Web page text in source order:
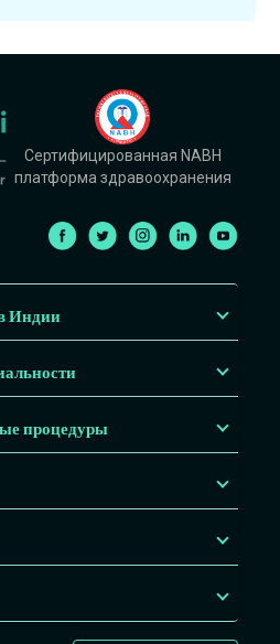
Сертифицированная NABH
платформа здравоохранения
Индии
процедуры